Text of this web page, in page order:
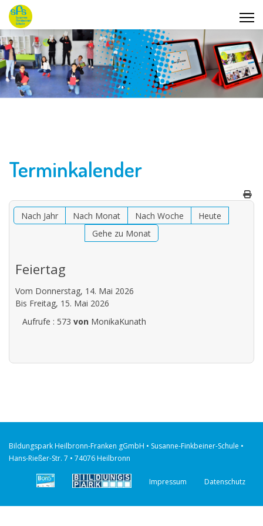
Terminkalender
Nach Jahr Nach Monat Nach Woche
Heute
Gehe zu Monat
Feiertag
Vom Donnerstag, 14. Mai 2026
Bis Freitag, 15. Mai 2026
Aufrufe : 573 von MonikaKunath
Bildungspark Heilbronn-Franken gGmbH • Susanne-Finkbeiner-Schule •
Hans-Rießer-Str. 7 • 74076 Heilbronn
Impressum Datenschutz